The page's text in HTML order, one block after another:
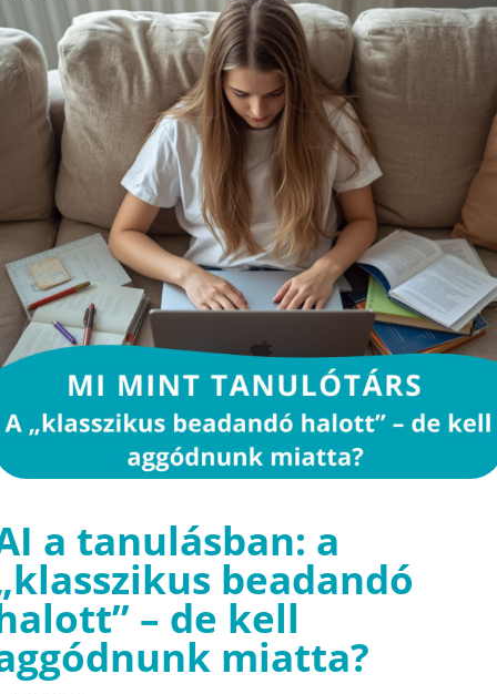
a tanulásban: a
beadandó
– de kell
miatta?